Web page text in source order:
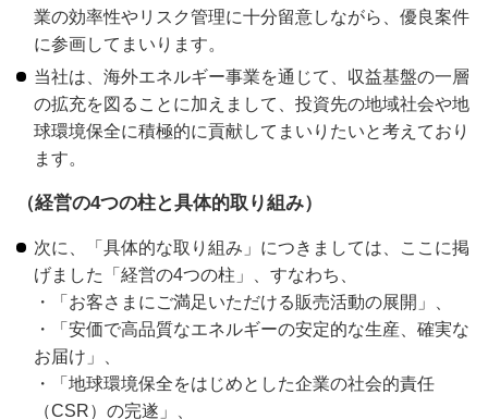
業の効率性やリスク管理に十分留意しながら、優良案件
に参画してまいります。
当社は、海外エネルギー事業を通じて、収益基盤の一層
の拡充を図ることに加えまして、投資先の地域社会や地
球環境保全に積極的に貢献してまいりたいと考えており
ます。
（経営の4つの柱と具体的取り組み）
次に、「具体的な取り組み」につきましては、ここに掲
げました「経営の4つの柱」、すなわち、
・「お客さまにご満足いただける販売活動の展開」、
・「安価で高品質なエネルギーの安定的な生産、確実な
お届け」、
・「地球環境保全をはじめとした企業の社会的責任
（CSR）の完遂」、